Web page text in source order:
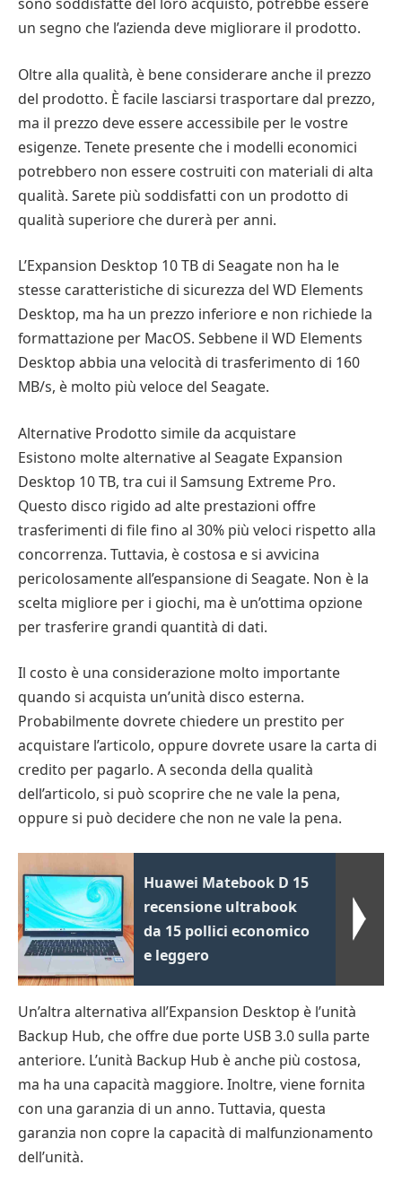
un segno che l’azienda deve migliorare il prodotto.
Oltre alla qualità, è bene considerare anche il prezzo
del prodotto. È facile lasciarsi trasportare dal prezzo,
ma il prezzo deve essere accessibile per le vostre
esigenze. Tenete presente che i modelli economici
potrebbero non essere costruiti con materiali di alta
qualità. Sarete più soddisfatti con un prodotto di
qualità superiore che durerà per anni.
L’Expansion Desktop 10 TB di Seagate non ha le
stesse caratteristiche di sicurezza del WD Elements
Desktop, ma ha un prezzo inferiore e non richiede la
formattazione per MacOS. Sebbene il WD Elements
Desktop abbia una velocità di trasferimento di 160
MB/s, è molto più veloce del Seagate.
Alternative Prodotto simile da acquistare
Esistono molte alternative al Seagate Expansion
Desktop 10 TB, tra cui il Samsung Extreme Pro.
Questo disco rigido ad alte prestazioni offre
trasferimenti di file fino al 30% più veloci rispetto alla
concorrenza. Tuttavia, è costosa e si avvicina
pericolosamente all’espansione di Seagate. Non è la
scelta migliore per i giochi, ma è un’ottima opzione
per trasferire grandi quantità di dati.
Il costo è una considerazione molto importante
quando si acquista un’unità disco esterna.
Probabilmente dovrete chiedere un prestito per
acquistare l’articolo, oppure dovrete usare la carta di
credito per pagarlo. A seconda della qualità
dell’articolo, si può scoprire che ne vale la pena,
oppure si può decidere che non ne vale la pena.
Huawei Matebook D 15
recensione ultrabook
da 15 pollici economico
e leggero
Un’altra alternativa all’Expansion Desktop è l’unità
Backup Hub, che offre due porte USB 3.0 sulla parte
anteriore. L’unità Backup Hub è anche più costosa,
ma ha una capacità maggiore. Inoltre, viene fornita
con una garanzia di un anno. Tuttavia, questa
garanzia non copre la capacità di malfunzionamento
dell’unità.